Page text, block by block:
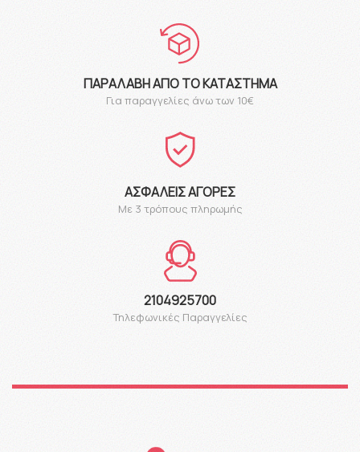
ΠΑΡΑΛΑΒΉ ΑΠΌ ΤΟ ΚΑΤΆΣΤΗΜΑ
Για παραγγελίες άνω των 10€
ΑΣΦΑΛΕΊΣ ΑΓΟΡΈΣ
Με 3 τρόπους πληρωμής
2104925700
Τηλεφωνικές Παραγγελίες